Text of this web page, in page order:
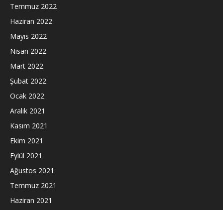
Temmuz 2022
Haziran 2022
Mayıs 2022
Nisan 2022
Mart 2022
Şubat 2022
Ocak 2022
Aralık 2021
Kasım 2021
Ekim 2021
Eylül 2021
Ağustos 2021
Temmuz 2021
Haziran 2021